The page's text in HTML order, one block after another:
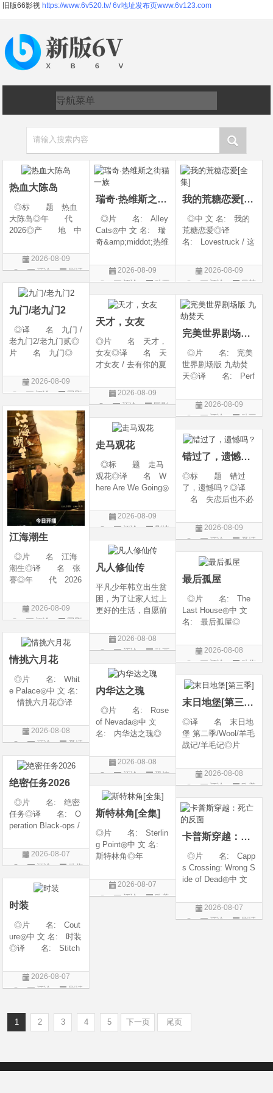
旧版66影视 https://www.6v520.tv/ 6v地址发布页www.6v123.com
请输入搜索内容
热血大陈岛
◎标 题 热血
大陈岛◎年 代
2026◎产 地 中
剧情◎语 言 汉
语普通话◎上映日
大陆网络)◎豆瓣链
接 https://movie.
2026-08-09
评论
剧情
片
瑞奇·热维斯之街猫一族
◎片 名: Alley
Cats◎中 文 名: 瑞
奇&amp;middot;热维
代: 2026◎产
地: 英国◎类
短片◎语 言:
英语◎上映日期:
2026-08-09
评论
动画
片
我的荒糖恋爱[全集]
◎中 文 名: 我的
荒糖恋爱◎译
名: Lovestruck / 这
的爱情◎年 代:
2026◎产 地:
剧情 / 爱情◎语
言: 韩语◎上
2026-08-09
评论
日韩
剧
九门/老九门2
◎译 名 九门 /
老九门2/老九门贰◎
片 名 九门◎
产 地 中国大陆
◎类 别 剧情 /
言 汉语普通话◎上
映日期 2026-07
2026-08-09
评论
国剧
天才，女友
◎片 名 天才，
女友◎译 名 天
才女友 / 去有你的夏
年 代 2026◎
产 地 中国大陆
爱情◎语 言 汉
语普通话◎上映日期
2026-08-09
评论
国剧
完美世界剧场版 九劫焚天
◎片 名: 完美
世界剧场版 九劫焚
天◎译 名: Perf
ne Calamities Burnin
g Heaven / Perfect
ribulations Incinerate
the H
2026-08-09
评论
动画
片
江海潮生
◎片 名 江海
潮生◎译 名 张
謇◎年 代 2026
陆◎类 别 传记
/ 历史 / 古装◎语
上映日期 2026-07-
20(中国大陆)◎
2026-08-09
评论
国剧
走马观花
◎标 题 走马
观花◎译 名 W
here Are We Going◎
产 地 中国大陆
◎类 别 剧情◎
话◎上映日期 2026
-06-12(中国大陆)◎
2026-08-09
评论
剧情
片
错过了，遗憾吗？
◎标 题 错过
了，遗憾吗？◎译
名 失恋后也不必
rself◎年 代 20
26◎产 地 中国
剧 / 爱情◎语
言 汉语普通话◎上
映
2026-08-09
评论
爱情
片
凡人修仙传
平凡少年韩立出生贫
困，为了让家人过上
更好的生活，自愿前
核，最终被墨大夫收
入门下。 墨大夫一
养、传授医术，让韩
立对他非常感激，但
随着一同入
2026-08-08
评论
动画
片
最后孤屋
◎片 名: The
Last House◎中 文
名: 最后孤屋◎
Eleven Eight One S
even◎年 代: 2
国 / 法国 / 美国◎
类 别: 动作 /
2026-08-08
评论
动作
片
情挑六月花
◎片 名: Whit
e Palace◎中 文 名:
情挑六月花◎译
道之恋 / 白色宫殿◎
年 代: 1990◎
类 别: 剧情 / 爱
情◎语
2026-08-08
评论
爱情
片
内华达之瑰
◎片 名: Rose
of Nevada◎中 文
名: 内华达之瑰◎
玫瑰 / 英伦转生号
(港) / 谜航(台)◎年
地: 英国◎类
别: 剧情 / 恐
2026-08-08
评论
恐怖
片
末日地堡[第三季]
◎译 名 末日地
堡 第二季/Wool/羊毛
战记/羊毛记◎片
◎年 代 2024◎
产 地 美国◎
幻 / 悬疑◎语
言 英语◎上映日
2026-08-08
评论
欧美
剧
绝密任务2026
◎片 名: 绝密
任务◎译 名: O
peration Black-ops /
&amp;middot;绝密任
务◎年 代: 202
大陆◎类 别:
动作 / 战争 / 犯
2026-08-07
评论
动作
片
斯特林角[全集]
◎片 名: Sterlin
g Point◎中 文 名:
斯特林角◎年
地: 美国◎类
别: 剧情◎语
2026-08-07
评论
欧美
卡普斯穿越：死亡的反面
◎片 名: Capp
s Crossing: Wrong S
ide of Dead◎中 文
死亡的反面◎年
代: 2026◎产
2026-08-07
评论
剧情
时装
◎片 名: Cout
ure◎中 文 名: 时装
◎译 名: Stitch
(台)◎年 代: 20
25◎产 地: 法
法语 /
2026-08-07
评论
剧情
1 2 3 4 5 下一页 尾页